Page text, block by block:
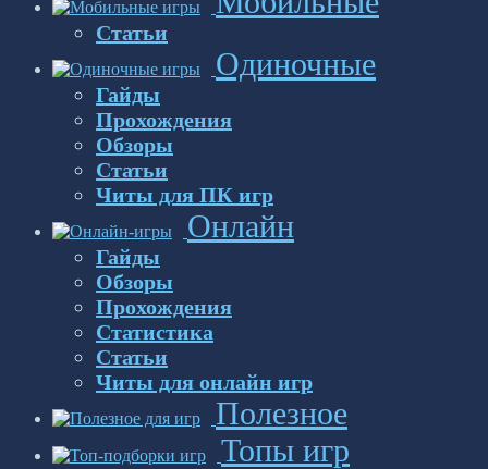
Статьи
Одиночные
Гайды
Прохождения
Обзоры
Статьи
Читы для ПК игр
Онлайн
Гайды
Обзоры
Прохождения
Статистика
Статьи
Читы для онлайн игр
Полезное
Топы игр